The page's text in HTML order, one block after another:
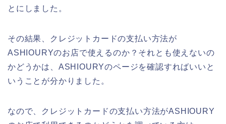
とにしました。
その結果、クレジットカードの支払い方法が
ASHIOURYのお店で使えるのか？それとも使えないの
かどうかは、ASHIOURYのページを確認すればいいと
いうことが分かりました。
なので、クレジットカードの支払い方法がASHIOURY